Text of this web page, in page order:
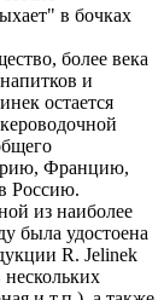
в бочках
более века
и
остается
Францию,
Россию.
из наиболее
была удостоена
R. Jelinek
нескольких